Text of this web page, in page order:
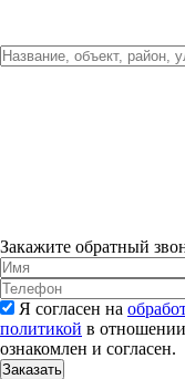
Закажите обратный
Я согласен на
политикой в
ознакомлен и согласен.
Заказать